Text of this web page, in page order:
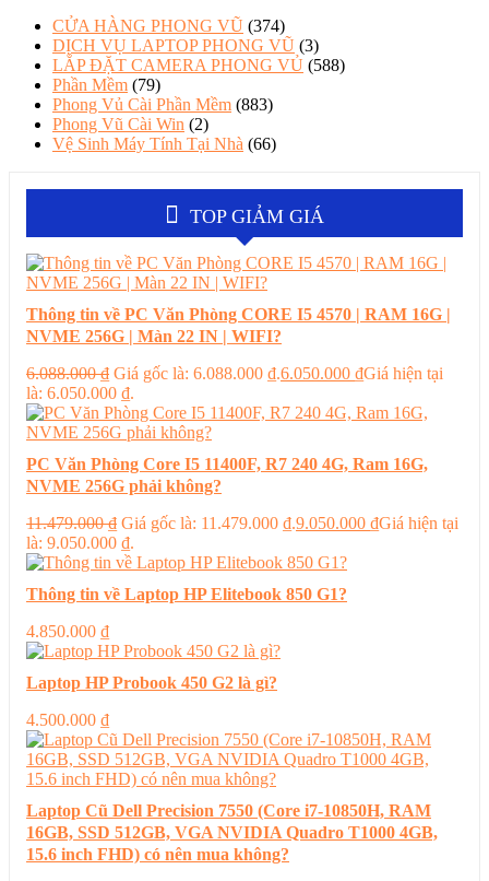
CỬA HÀNG PHONG VŨ (374)
DỊCH VỤ LAPTOP PHONG VŨ (3)
LẮP ĐẶT CAMERA PHONG VỦ (588)
Phần Mềm (79)
Phong Vủ Cài Phần Mềm (883)
Phong Vũ Cài Win (2)
Vệ Sinh Máy Tính Tại Nhà (66)
TOP GIẢM GIÁ
Thông tin về PC Văn Phòng CORE I5 4570 | RAM 16G |
NVME 256G | Màn 22 IN | WIFI?
6.088.000₫ Giá gốc là: 6.088.000 ₫.6.050.000 ₫Giá hiện tại
là: 6.050.000 ₫.
PC Văn Phòng Core I5 11400F, R7 240 4G, Ram 16G,
NVME 256G phải không?
11.479.000₫ Giá gốc là: 11.479.000 ₫.9.050.000 ₫Giá hiện tại
là: 9.050.000 ₫.
Thông tin về Laptop HP Elitebook 850 G1?
4.850.000 ₫
Laptop HP Probook 450 G2 là gì?
4.500.000 ₫
Laptop Cũ Dell Precision 7550 (Core i7-10850H, RAM
16GB, SSD 512GB, VGA NVIDIA Quadro T1000 4GB,
15.6 inch FHD) có nên mua không?